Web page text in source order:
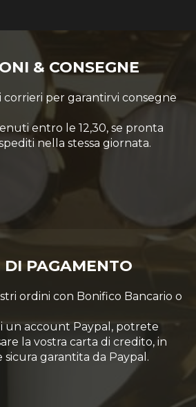
& CONSEGNE
corrieri per garantirvi consegne
entro le 12,30, se pronta
nella stessa giornata.
DI PAGAMENTO
ordini con Bonifico Bancario o
un account Paypal, potrete
la vostra carta di credito, in
garantita da Paypal.